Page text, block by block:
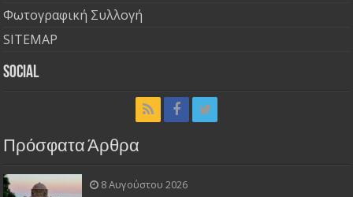
Φωτογραφική Συλλογή
SITEMAP
Social
Πρόσφατα Άρθρα
8 Αυγούστου 2026